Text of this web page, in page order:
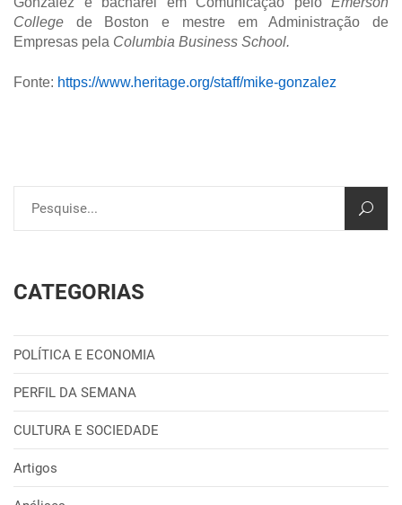
College de Boston e mestre em Administração de
Empresas pela Columbia Business School.
Fonte: https://www.heritage.org/staff/mike-gonzalez
CATEGORIAS
POLÍTICA E ECONOMIA
PERFIL DA SEMANA
CULTURA E SOCIEDADE
Artigos